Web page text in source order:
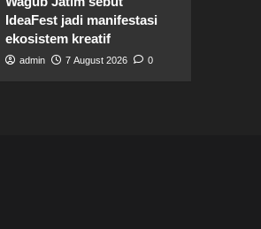
IdeaFest jadi manifestasi
ekosistem kreatif
admin 7 August 2026 0